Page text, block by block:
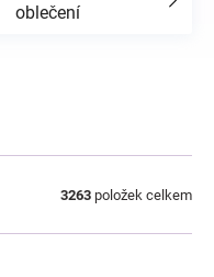
oblečení
3263 položek celkem